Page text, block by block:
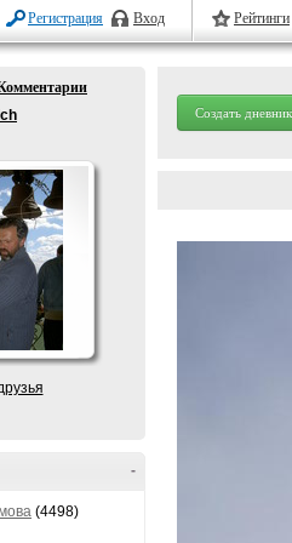
Регистрация Вход Рейтинги
-
(4498)
Создать дневник